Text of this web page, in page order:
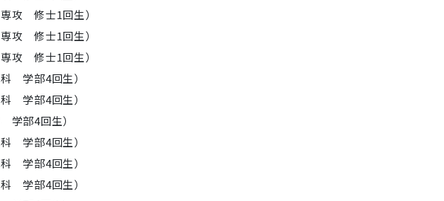
専攻 修士1回生）
専攻 修士1回生）
専攻 修士1回生）
学部4回生）
学部4回生）
部4回生）
学部4回生）
学部4回生）
学部4回生）